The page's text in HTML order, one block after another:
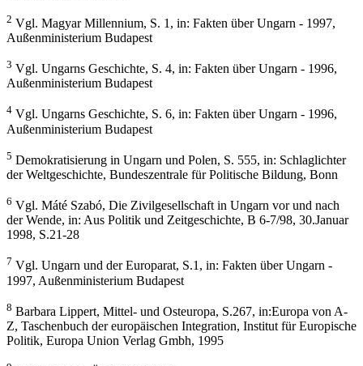
2 Vgl. Magyar Millennium, S. 1, in: Fakten über Ungarn - 1997,
Außenministerium Budapest
3 Vgl. Ungarns Geschichte, S. 4, in: Fakten über Ungarn - 1996,
Außenministerium Budapest
4 Vgl. Ungarns Geschichte, S. 6, in: Fakten über Ungarn - 1996,
Außenministerium Budapest
5 Demokratisierung in Ungarn und Polen, S. 555, in: Schlaglichter
der Weltgeschichte, Bundeszentrale für Politische Bildung, Bonn
6 Vgl. Máté Szabó, Die Zivilgesellschaft in Ungarn vor und nach
der Wende, in: Aus Politik und Zeitgeschichte, B 6-7/98, 30.Januar
1998, S.21-28
7 Vgl. Ungarn und der Europarat, S.1, in: Fakten über Ungarn -
1997, Außenministerium Budapest
8 Barbara Lippert, Mittel- und Osteuropa, S.267, in:Europa von A-
Z, Taschenbuch der europäischen Integration, Institut für Europische
Politik, Europa Union Verlag Gmbh, 1995